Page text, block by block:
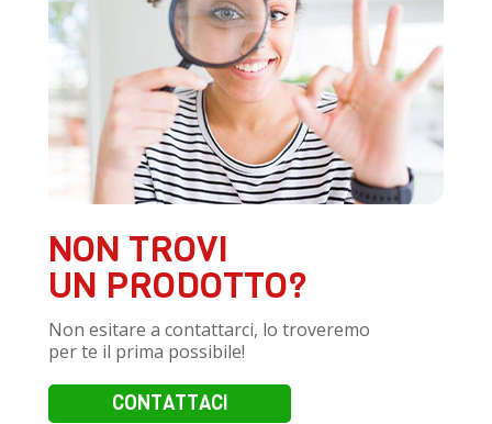
NON TROVI
UN PRODOTTO?
Non esitare a contattarci, lo troveremo
per te il prima possibile!
CONTATTACI